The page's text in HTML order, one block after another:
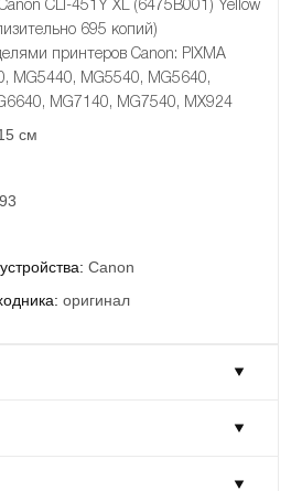
CLI-451Y XL (6475B001) Yellow
695 копий)
принтеров Canon: PIXMA
MG5440, MG5540, MG5640,
MG7140, MG7540, MX924
см
Canon
оригинал
CLI-451Y XL (6475B001) Yellow
принтеров Canon: PIXMA